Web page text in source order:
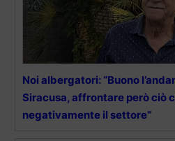
Noi albergatori: “Buono
Siracusa, affrontare però ciò
negativamente il settore”